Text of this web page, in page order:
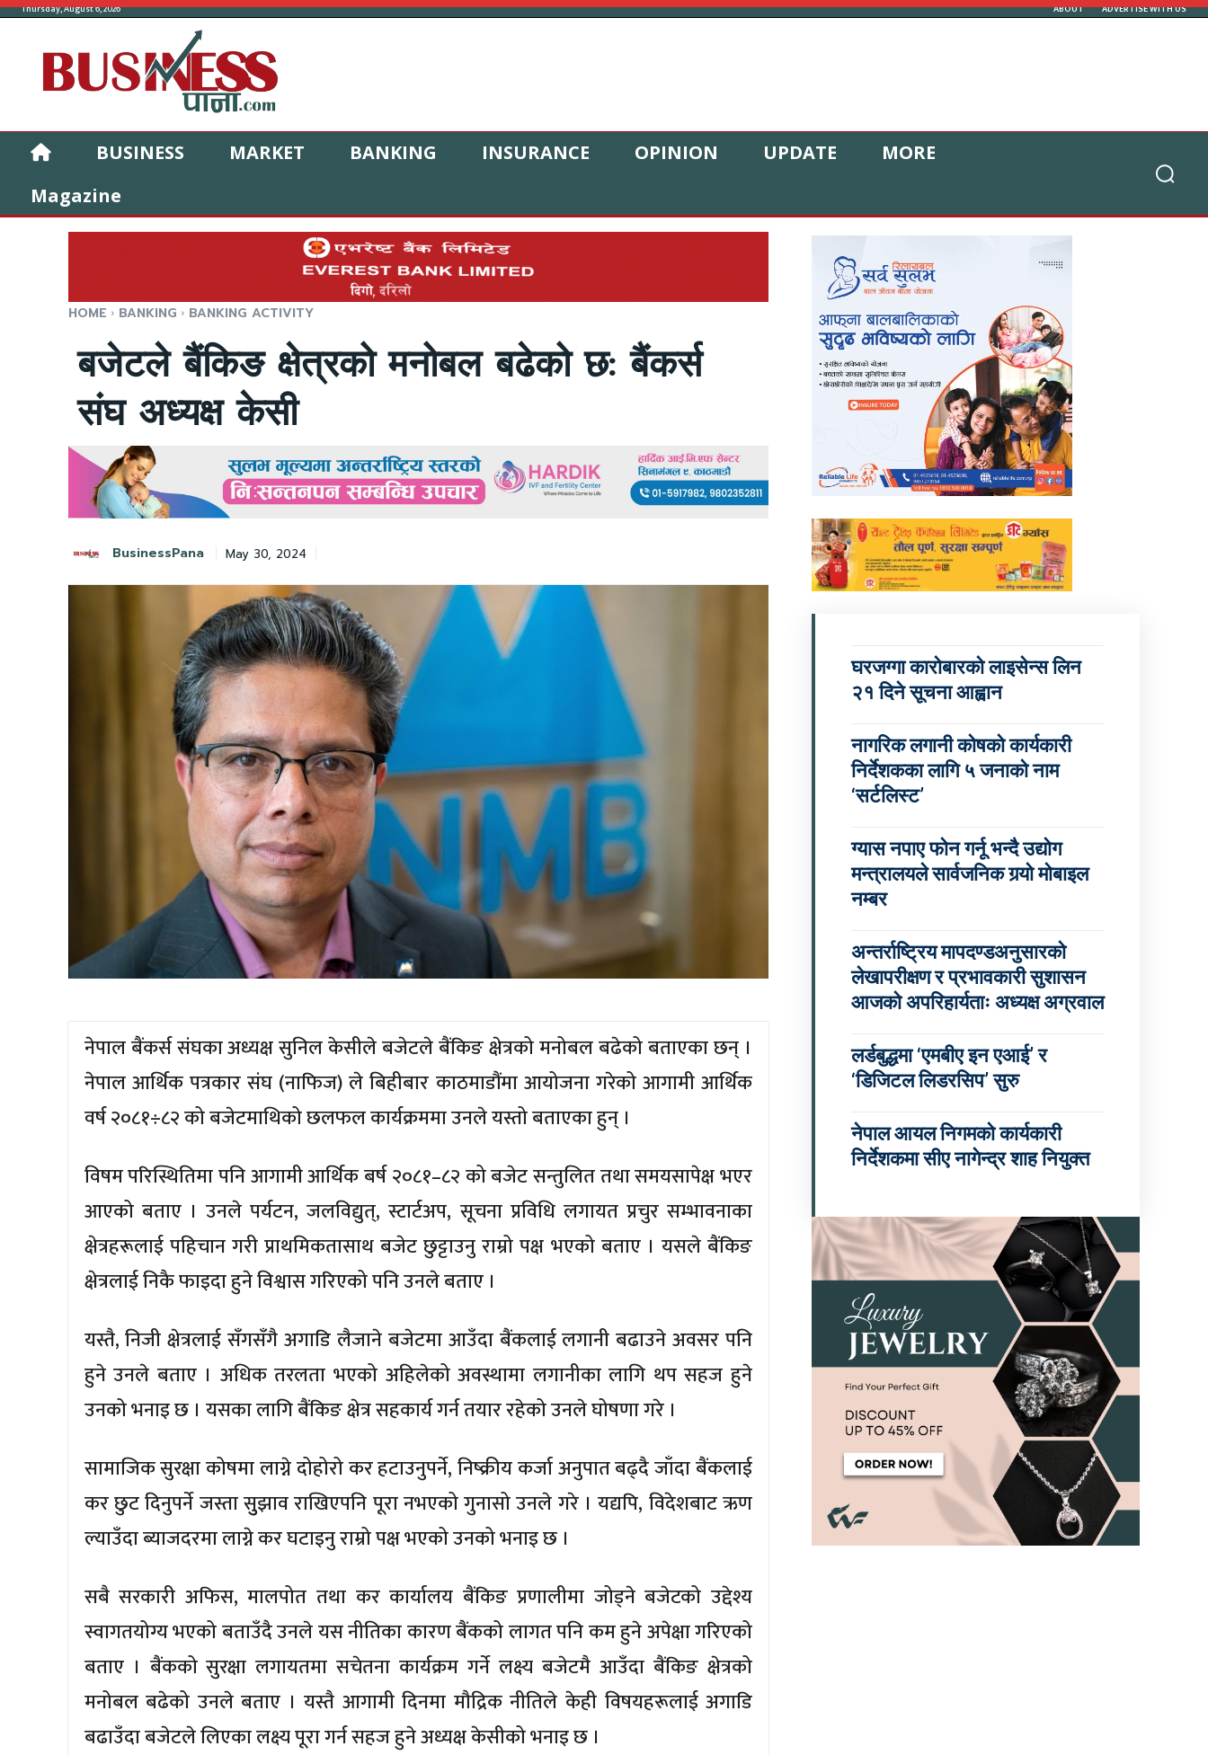
Thursday, August 6, 2026 ABOUT ADVERTISE WITH US
BUSINESS MARKET BANKING INSURANCE OPINION UPDATE
MORE
Magazine
HOME BANKING BANKING ACTIVITY
बजेटले बैंकिङ क्षेत्रको मनोबल बढेको छ: बैंकर्स
संघ अध्यक्ष केसी
BusinessPana May 30, 2024
नेपाल बैंकर्स संघका अध्यक्ष सुनिल केसीले बजेटले बैंकिङ क्षेत्रको मनोबल बढेको बताएका छन् ।
नेपाल आर्थिक पत्रकार संघ (नाफिज) ले बिहीबार काठमाडौंमा आयोजना गरेको आगामी आर्थिक
वर्ष २०८१÷८२ को बजेटमाथिको छलफल कार्यक्रममा उनले यस्तो बताएका हुन् ।
विषम परिस्थितिमा पनि आगामी आर्थिक बर्ष २०८१–८२ को बजेट सन्तुलित तथा समयसापेक्ष भएर
आएको बताए । उनले पर्यटन, जलविद्युत्, स्टार्टअप, सूचना प्रविधि लगायत प्रचुर सम्भावनाका
क्षेत्रहरूलाई पहिचान गरी प्राथमिकतासाथ बजेट छुट्टाउनु राम्रो पक्ष भएको बताए । यसले बैंकिङ
क्षेत्रलाई निकै फाइदा हुने विश्वास गरिएको पनि उनले बताए ।
यस्तै, निजी क्षेत्रलाई सँगसँगै अगाडि लैजाने बजेटमा आउँदा बैंकलाई लगानी बढाउने अवसर पनि
हुने उनले बताए । अधिक तरलता भएको अहिलेको अवस्थामा लगानीका लागि थप सहज हुने
उनको भनाइ छ । यसका लागि बैंकिङ क्षेत्र सहकार्य गर्न तयार रहेको उनले घोषणा गरे ।
सामाजिक सुरक्षा कोषमा लाग्ने दोहोरो कर हटाउनुपर्ने, निष्क्रीय कर्जा अनुपात बढ्दै जाँदा बैंकलाई
कर छुट दिनुपर्ने जस्ता सुुझाव राखिएपनि पूरा नभएको गुनासो उनले गरे । यद्यपि, विदेशबाट ऋण
ल्याउँदा ब्याजदरमा लाग्ने कर घटाइनु राम्रो पक्ष भएको उनको भनाइ छ ।
सबै सरकारी अफिस, मालपोत तथा कर कार्यालय बैंकिङ प्रणालीमा जोड्ने बजेटको उद्देश्य
स्वागतयोग्य भएको बताउँदै उनले यस नीतिका कारण बैंकको लागत पनि कम हुने अपेक्षा गरिएको
बताए । बैंकको सुरक्षा लगायतमा सचेतना कार्यक्रम गर्ने लक्ष्य बजेटमै आउँदा बैंकिङ क्षेत्रको
मनोबल बढेको उनले बताए । यस्तै आगामी दिनमा मौद्रिक नीतिले केही विषयहरूलाई अगाडि
बढाउँदा बजेटले लिएका लक्ष्य पूरा गर्न सहज हुने अध्यक्ष केसीको भनाइ छ ।
घरजग्गा कारोबारको लाइसेन्स लिन
२१ दिने सूचना आह्वान
नागरिक लगानी कोषको कार्यकारी
निर्देशकका लागि ५ जनाको नाम
‘सर्टलिस्ट’
ग्यास नपाए फोन गर्नू भन्दै उद्योग
मन्त्रालयले सार्वजनिक गर्‍यो मोबाइल
नम्बर
अन्तर्राष्ट्रिय मापदण्डअनुसारको
लेखापरीक्षण र प्रभावकारी सुशासन
आजको अपरिहार्यताः अध्यक्ष अग्रवाल
लर्डबुद्धमा ‘एमबीए इन एआई’ र
‘डिजिटल लिडरसिप’ सुरु
नेपाल आयल निगमको कार्यकारी
निर्देशकमा सीए नागेन्द्र शाह नियुक्त